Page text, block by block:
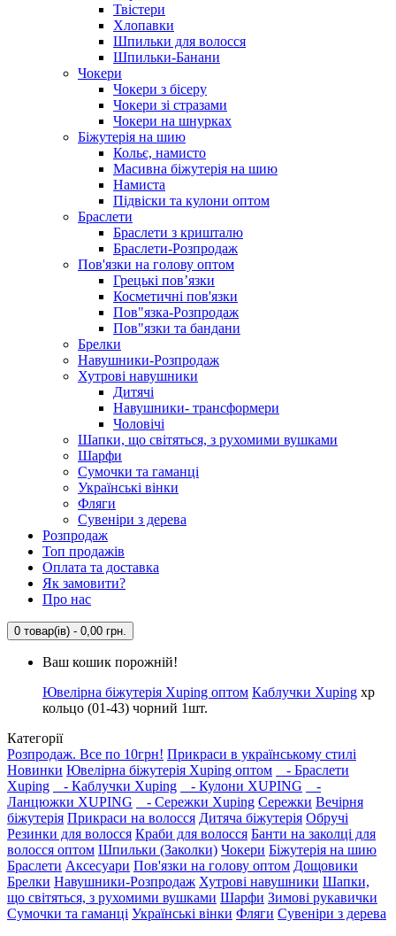
Твістери
Хлопавки
Шпильки для волосся
Шпильки-Банани
Чокери
Чокери з бісеру
Чокери зі стразами
Чокери на шнурках
Біжутерія на шию
Кольє, намисто
Масивна біжутерія на шию
Намиста
Підвіски та кулони оптом
Браслети
Браслети з кришталю
Браслети-Розпродаж
Пов'язки на голову оптом
Грецькі пов’язки
Косметичні пов'язки
Пов"язка-Розпродаж
Пов"язки та бандани
Брелки
Навушники-Розпродаж
Хутрові навушники
Дитячі
Навушники- трансформери
Чоловічі
Шапки, що світяться, з рухомими вушками
Шарфи
Сумочки та гаманці
Українські вінки
Фляги
Сувеніри з дерева
Розпродаж
Топ продажів
Оплата та доставка
Як замовити?
Про нас
0 товар(ів) - 0,00 грн.
Ваш кошик порожній!
Ювелірна біжутерія Xuping оптом Каблучки Xuping xp
кольцо (01-43) чорний 1шт.
Категорії
Розпродаж. Все по 10грн! Прикраси в українському стилі
Новинки Ювелірна біжутерія Xuping оптом
- Браслети
Xuping
- Каблучки Xuping - Кулони XUPING
-
Ланцюжки XUPING
- Сережки Xuping Сережки Вечірня
біжутерія Прикраси на волосся Дитяча біжутерія Обручі
Резинки для волосся Краби для волосся Банти на заколці для
волосся оптом Шпильки (Заколки) Чокери Біжутерія на шию
Браслети Аксесуари Пов'язки на голову оптом Дощовики
Брелки Навушники-Розпродаж Хутрові навушники Шапки,
що світяться, з рухомими вушками Шарфи Зимові рукавички
Сумочки та гаманці Українські вінки Фляги Сувеніри з дерева